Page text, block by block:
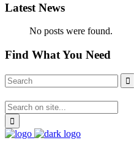
Latest News
No posts were found.
Find What You Need